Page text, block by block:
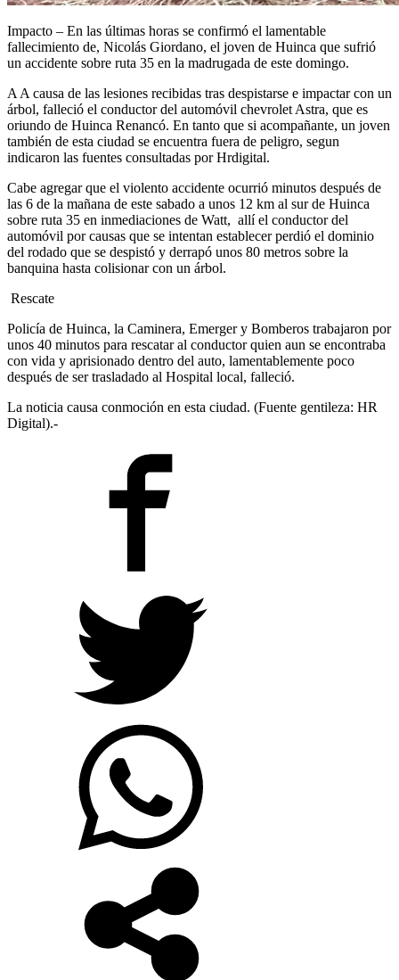
Impacto – En las últimas horas se confirmó el lamentable
fallecimiento de, Nicolás Giordano, el joven de Huinca que sufrió
un accidente sobre ruta 35 en la madrugada de este domingo.
A A causa de las lesiones recibidas tras despistarse e impactar con un
árbol, falleció el conductor del automóvil chevrolet Astra, que es
oriundo de Huinca Renancó. En tanto que si acompañante, un joven
también de esta ciudad se encuentra fuera de peligro, segun
indicaron las fuentes consultadas por Hrdigital.
Cabe agregar que el violento accidente ocurrió minutos después de
las 6 de la mañana de este sabado a unos 12 km al sur de Huinca
sobre ruta 35 en inmediaciones de Watt, allí el conductor del
automóvil por causas que se intentan establecer perdió el dominio
del rodado que se despistó y derrapó unos 80 metros sobre la
banquina hasta colisionar con un árbol.
Rescate
Policía de Huinca, la Caminera, Emerger y Bomberos trabajaron por
unos 40 minutos para rescatar al conductor quien aun se encontraba
con vida y aprisionado dentro del auto, lamentablemente poco
después de ser trasladado al Hospital local, falleció.
La noticia causa conmoción en esta ciudad. (Fuente gentileza: HR
Digital).-